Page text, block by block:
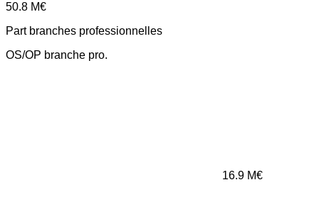
50.8 M€
Part branches professionnelles
OS/OP branche pro.
16.9 M€